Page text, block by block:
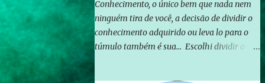
Conhecimento, o único bem que nada nem
ninguém tira de você, a decisão de dividir o
conhecimento adquirido ou leva lo para o
túmulo também é sua... Escolhi dividir o